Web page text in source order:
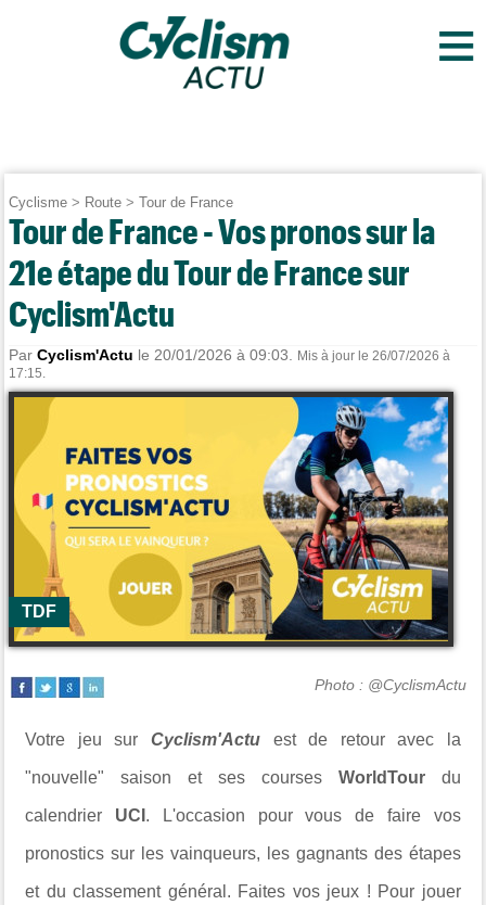
≡
Cyclisme > Route >Tour de France
Tour de France - Vos pronos sur la
21e étape du Tour de France sur
Cyclism'Actu
ParCyclism'Actu le 20/01/2026 à 09:03.
Mis à jour le 26/07/2026 à
17:15.
TDF
Photo : @CyclismActu
Votre jeu sur Cyclism'Actu est de retour avec la
"nouvelle" saison et ses courses WorldTourdu
calendrier UCI . L'occasion pour vous de faire vos
pronostics sur les vainqueurs, les gagnants des étapes
et du classement général. Faites vos jeux ! Pour jouer